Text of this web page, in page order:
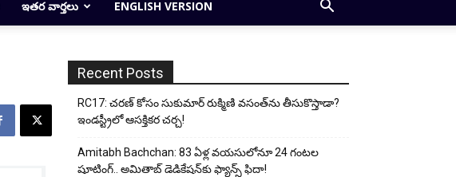
ఇతర వార్తలు ENGLISH VERSION
Recent Posts
RC17: చరణ్ కోసం సుకుమార్ రుక్మిణి వసంత్‌ను తీసుకొస్తాడా?
ఇండస్ట్రీలో ఆసక్తికర చర్చ!
Amitabh Bachchan: 83 ఏళ్ల వయసులోనూ 24 గంటల
షూటింగ్.. అమితాబ్ డెడికేషన్‌కు ఫ్యాన్స్ ఫిదా!